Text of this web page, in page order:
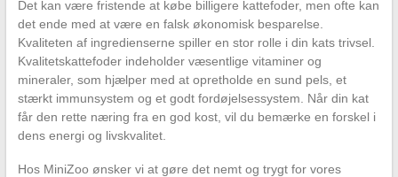
Det kan være fristende at købe billigere kattefoder, men ofte kan
det ende med at være en falsk økonomisk besparelse.
Kvaliteten af ingredienserne spiller en stor rolle i din kats trivsel.
Kvalitetskattefoder indeholder væsentlige vitaminer og
mineraler, som hjælper med at opretholde en sund pels, et
stærkt immunsystem og et godt fordøjelsessystem. Når din kat
får den rette næring fra en god kost, vil du bemærke en forskel i
dens energi og livskvalitet.
Hos MiniZoo ønsker vi at gøre det nemt og trygt for vores